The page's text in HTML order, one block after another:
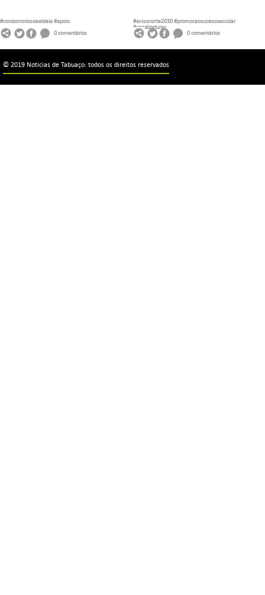
#condomíniosdealdeia #apoio
0 comentários
#avisonorte2030 #promocaosucessoescolar
#candidaturas
0 comentários
© 2019 Noticias de Tabuaço: todos os direitos reservados